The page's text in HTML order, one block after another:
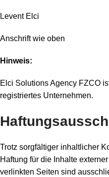
Levent Elci
Anschrift wie oben
Hinweis:
Elci Solutions Agency FZCO
registriertes Unternehmen.
Trotz sorgfältiger inhaltlicher
Haftung für die Inhalte
verlinkten Seiten sind